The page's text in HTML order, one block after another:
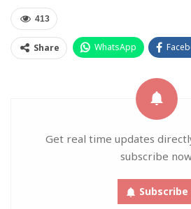
413
Share WhatsApp
Get real time updates
subscribe
Subscribe